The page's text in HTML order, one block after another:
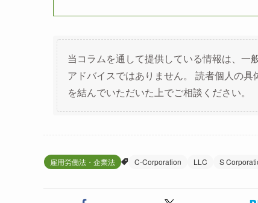
当コラムを通して提供している情報は、一
アドバイスではありません。 読者個人の
を結んでいただいた上でご相談ください。
雇用労働法・企業法 C-Corporation LLC S